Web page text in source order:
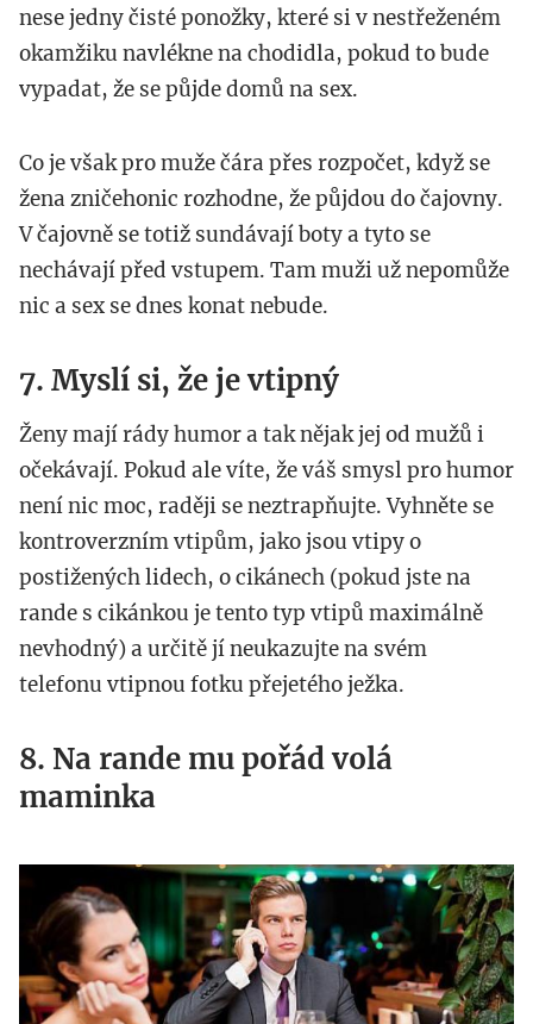
nese jedny čisté ponožky, které si v nestřeženém
okamžiku navlékne na chodidla, pokud to bude
vypadat, že se půjde domů na sex.
Co je však pro muže čára přes rozpočet, když se
žena zničehonic rozhodne, že půjdou do čajovny.
V čajovně se totiž sundávají boty a tyto se
nechávají před vstupem. Tam muži už nepomůže
nic a sex se dnes konat nebude.
7. Myslí si, že je vtipný
Ženy mají rády humor a tak nějak jej od mužů i
očekávají. Pokud ale víte, že váš smysl pro humor
není nic moc, raději se neztrapňujte. Vyhněte se
kontroverzním vtipům, jako jsou vtipy o
postižených lidech, o cikánech (pokud jste na
rande s cikánkou je tento typ vtipů maximálně
nevhodný) a určitě jí neukazujte na svém
telefonu vtipnou fotku přejetého ježka.
8. Na rande mu pořád volá
maminka
www.yourtango.com_.jpg